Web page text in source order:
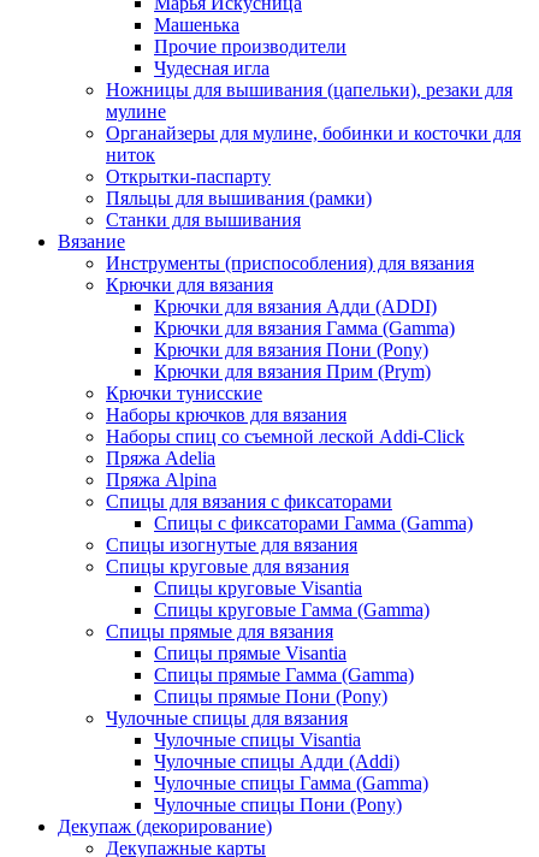
Машенька
Прочие производители
Чудесная игла
Ножницы для вышивания (цапельки), резаки для
мулине
Органайзеры для мулине, бобинки и косточки для
ниток
Открытки-паспарту
Пяльцы для вышивания (рамки)
Станки для вышивания
Вязание
Инструменты (приспособления) для вязания
Крючки для вязания
Крючки для вязания Адди (ADDI)
Крючки для вязания Гамма (Gamma)
Крючки для вязания Пони (Pony)
Крючки для вязания Прим (Prym)
Крючки тунисские
Наборы крючков для вязания
Наборы спиц со съемной леской Addi-Click
Пряжа Adelia
Пряжа Alpina
Спицы для вязания с фиксаторами
Спицы с фиксаторами Гамма (Gamma)
Спицы изогнутые для вязания
Спицы круговые для вязания
Спицы круговые Visantia
Спицы круговые Гамма (Gamma)
Спицы прямые для вязания
Спицы прямые Visantia
Спицы прямые Гамма (Gamma)
Спицы прямые Пони (Pony)
Чулочные спицы для вязания
Чулочные спицы Visantia
Чулочные спицы Адди (Addi)
Чулочные спицы Гамма (Gamma)
Чулочные спицы Пони (Pony)
Декупаж (декорирование)
Декупажные карты